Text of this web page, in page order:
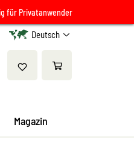
für Privatanwender
Deutsch
Magazin